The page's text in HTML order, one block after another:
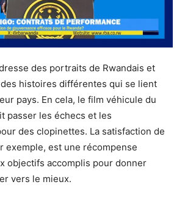
des portraits de Rwandais et
des histoires différentes qui se lient
pays. En cela, le film véhicule du
passer les échecs et les
des clopinettes. La satisfaction de
exemple, est une récompense
objectifs accomplis pour donner
vers le mieux.